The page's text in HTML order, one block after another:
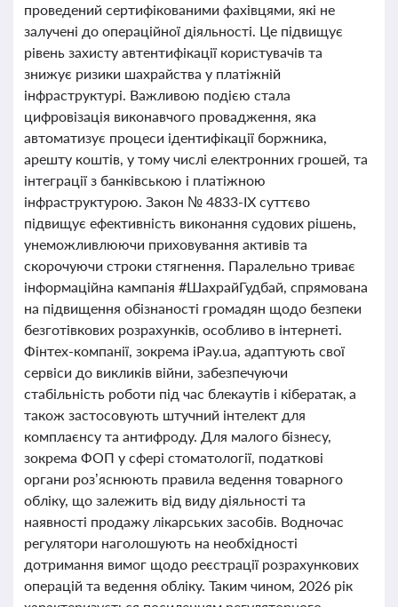
проведений сертифікованими фахівцями, які не
залучені до операційної діяльності. Це підвищує
рівень захисту автентифікації користувачів та
знижує ризики шахрайства у платіжній
інфраструктурі. Важливою подією стала
цифровізація виконавчого провадження, яка
автоматизує процеси ідентифікації боржника,
арешту коштів, у тому числі електронних грошей, та
інтеграції з банківською і платіжною
інфраструктурою. Закон № 4833-IX суттєво
підвищує ефективність виконання судових рішень,
унеможливлюючи приховування активів та
скорочуючи строки стягнення. Паралельно триває
інформаційна кампанія #ШахрайГудбай, спрямована
на підвищення обізнаності громадян щодо безпеки
безготівкових розрахунків, особливо в інтернеті.
Фінтех-компанії, зокрема iPay.ua, адаптують свої
сервіси до викликів війни, забезпечуючи
стабільність роботи під час блекаутів і кібератак, а
також застосовують штучний інтелект для
комплаєнсу та антифроду. Для малого бізнесу,
зокрема ФОП у сфері стоматології, податкові
органи роз’яснюють правила ведення товарного
обліку, що залежить від виду діяльності та
наявності продажу лікарських засобів. Водночас
регулятори наголошують на необхідності
дотримання вимог щодо реєстрації розрахункових
операцій та ведення обліку. Таким чином, 2026 рік